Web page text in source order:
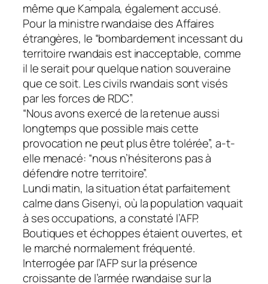
même que Kampala, également accusé.
Pour la ministre rwandaise des Affaires
étrangères, le “bombardement incessant du
territoire rwandais est inacceptable, comme
il le serait pour quelque nation souveraine
que ce soit. Les civils rwandais sont visés
par les forces de RDC”.
“Nous avons exercé de la retenue aussi
longtemps que possible mais cette
provocation ne peut plus être tolérée”, a-t-
elle menacé: “nous n’hésiterons pas à
défendre notre territoire”.
Lundi matin, la situation état parfaitement
calme dans Gisenyi, où la population vaquait
à ses occupations, a constaté l’AFP.
Boutiques et échoppes étaient ouvertes, et
le marché normalement fréquenté.
Interrogée par l’AFP sur la présence
croissante de l’armée rwandaise sur la